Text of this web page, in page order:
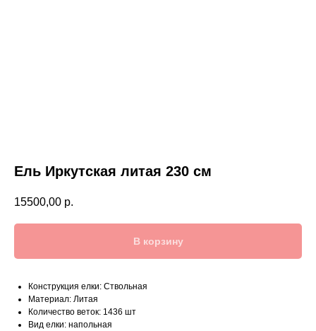
Ель Иркутская литая 230 см
15500,00 р.
В корзину
Конструкция елки: Ствольная
Материал: Литая
Количество веток: 1436 шт
Вид елки: напольная